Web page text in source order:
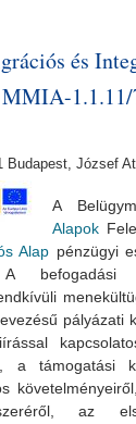
és
Budapest, József
A
Alapok
Alap pénzügyi
befogadási
pályázati
a támogatási
az